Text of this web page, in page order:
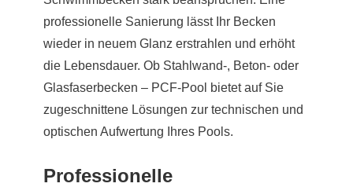
professionelle Sanierung lässt Ihr Becken
wieder in neuem Glanz erstrahlen und erhöht
die Lebensdauer. Ob Stahlwand-, Beton- oder
Glasfaserbecken – PCF-Pool bietet auf Sie
zugeschnittene Lösungen zur technischen und
optischen Aufwertung Ihres Pools.
Professionelle